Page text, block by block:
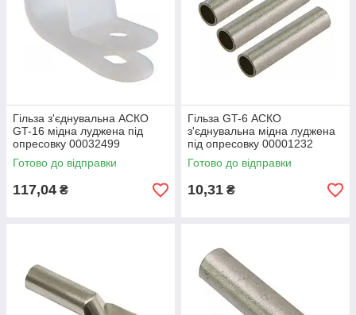
Гільза з'єднувальна АСКО
GT-16 мідна луджена під
опресовку 00032499
Готово до відправки
117,04 ₴
Гільза GT-6 АСКО
з'єднувальна мідна луджена
під опресовку 00001232
Готово до відправки
10,31 ₴